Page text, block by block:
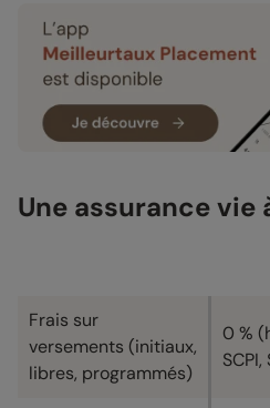
Une assurance
Frais sur
versements (initiaux,
libres, programmés)
0 %
SCPI,